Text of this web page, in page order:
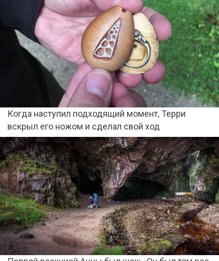
Когда наступил подходящий момент, Терри
вскрыл его ножом и сделал свой ход